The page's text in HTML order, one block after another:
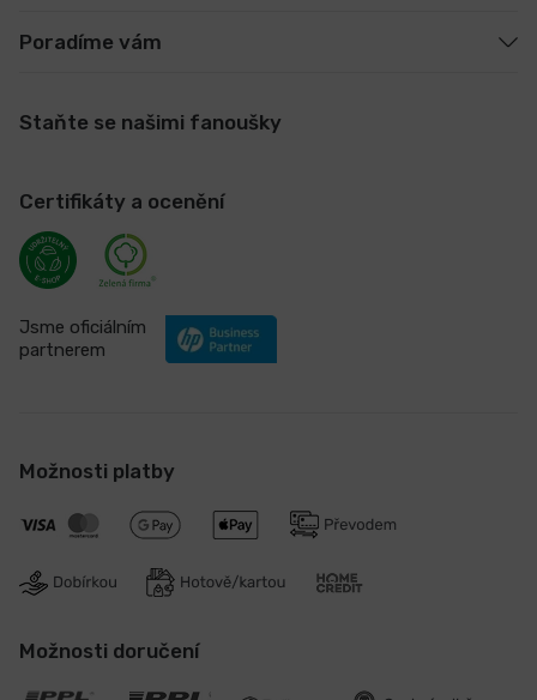
Poradíme vám
Staňte se našimi fanoušky
Certifikáty a ocenění
Jsme oficiálním
partnerem
Možnosti platby
Možnosti doručení